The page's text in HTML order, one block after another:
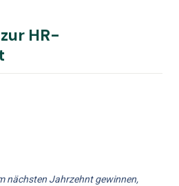
HR-
nächsten Jahrzehnt gewinnen,